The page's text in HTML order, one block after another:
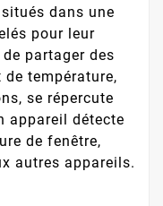
dans une
pour leur
partager des
température,
se répercute
appareil détecte
de fenêtre,
autres appareils.